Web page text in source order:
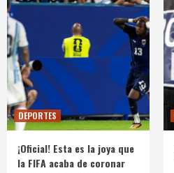
DEPORTES
¡Oficial! Esta es la joya que
la FIFA acaba de coronar